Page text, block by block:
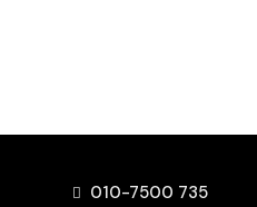
010-7500 735